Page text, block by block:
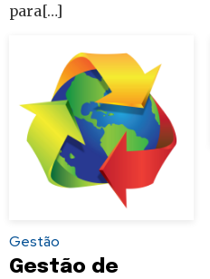
para[…]
Gestão
Gestão de